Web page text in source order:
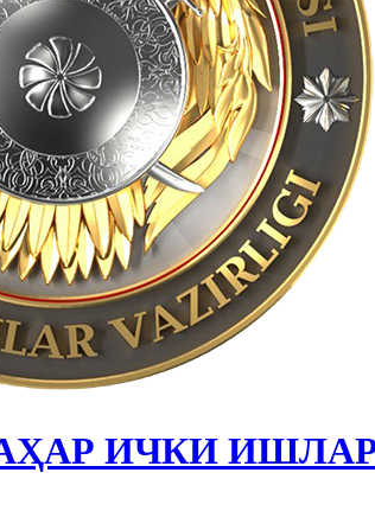
ИЧКИ